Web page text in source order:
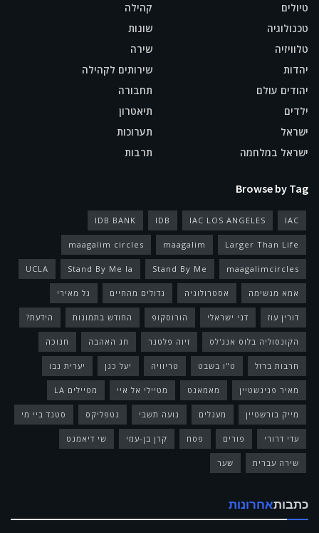
טיולים
טכנולוגיה
טלוויזיה
יהדות
יהודים עולם
ילדים
ישראל
ישראל במלחמה
קהילה
שונות
שירה
שירותים לקהילה
תחבורה
תיאטרון
תערוכות
תרבות
Browse by Tag
IAC
IAC LOS ANGELES
IDB
IDB BANK
Larger Than Life
maagalim
maagalim circles
maagalimcircles
Stand By Me
Stand By Me la
UCLA
אמא מגשימה אסטרולוגיה גדולים מהחיים גל מאירי
דורין עוז דני ישראלי הורוסקופ החודש בתמונות הידעת?
הקונסוליה בלוס אנג'לס זיוה פלטנר חג האהבה חנוכה
חרבות ברזל ט"ו בשבט טריוויה יעל כגן יערית נבו
מאיר פניגשטיין מאמאנט מטיילי אל איי מטיילים LA
מייק בורשטיין מעגלים נועה תשבי נטפליקס סטנד ביי מי
עדי דרורי פורים פסח קרן בן-עמי שי דיאמנט
שירה עברית שער
כתבותאחרונות